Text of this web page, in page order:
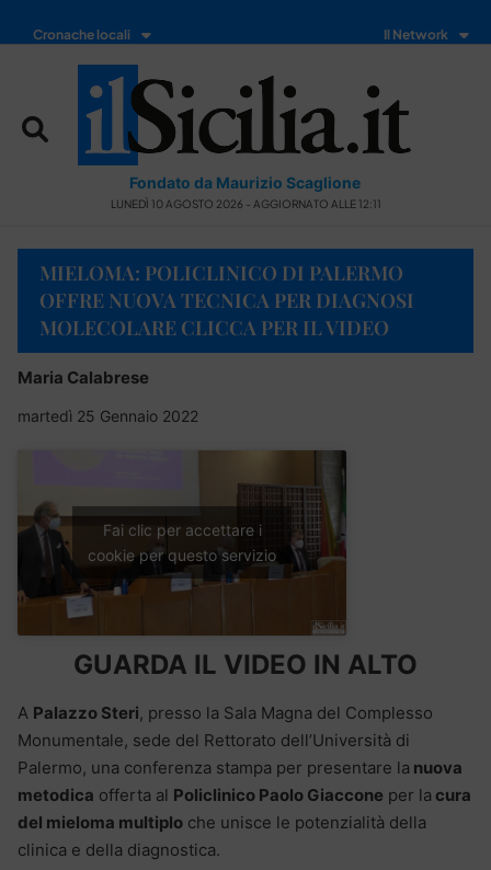
Cronache locali Il Network
Fondato da Maurizio Scaglione
LUNEDÌ 10 AGOSTO 2026 - AGGIORNATO ALLE 12:11
MIELOMA: POLICLINICO DI PALERMO
OFFRE NUOVA TECNICA PER DIAGNOSI
MOLECOLARE CLICCA PER IL VIDEO
Maria Calabrese
martedì 25 Gennaio 2022
Fai clic per accettare i
cookie per questo servizio
GUARDA IL VIDEO IN ALTO
A Palazzo Steri, presso la Sala Magna del Complesso
Monumentale, sede del Rettorato dell’Università di
Palermo, una conferenza stampa per presentare la nuova
metodica offerta al Policlinico Paolo Giaccone per la cura
del mieloma multiplo che unisce le potenzialità della
clinica e della diagnostica.